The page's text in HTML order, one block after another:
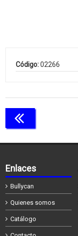
Código:02266
Enlaces
Bullycan
Quienes somos
Catálogo